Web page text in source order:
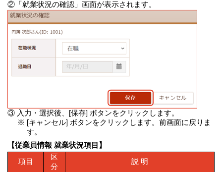
②「就業状況の確認」画面が表示されます。
③ 入力・選択後、[保存] ボタンをクリックします。
※ [キャンセル] ボタンをクリックします。前画面に戻りま
す。
【従業員情報 就業状況項目】
項目
区
分
説 明